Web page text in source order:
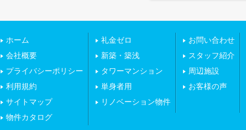
ホーム
会社概要
プライバシーポリシー
利用規約
サイトマップ
物件カタログ
礼金ゼロ
新築・築浅
タワーマンション
単身者用
リノベーション物件
お問い合わせ
スタッフ紹介
周辺施設
お客様の声